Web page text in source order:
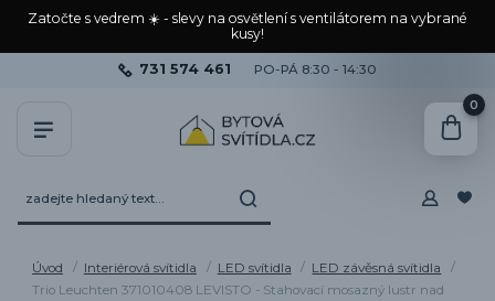
Zatočte s vedrem ☀️ - slevy na osvětlení s ventilátorem na vybrané
kusy!
731 574 461 PO-PÁ 8:30 - 14:30
0
Úvod Interiérová svítidla LED svítidla
LED závěsná svítidla
Trio Leuchten 371010408 LEVISTO - Stahovací mosazný lustr nad